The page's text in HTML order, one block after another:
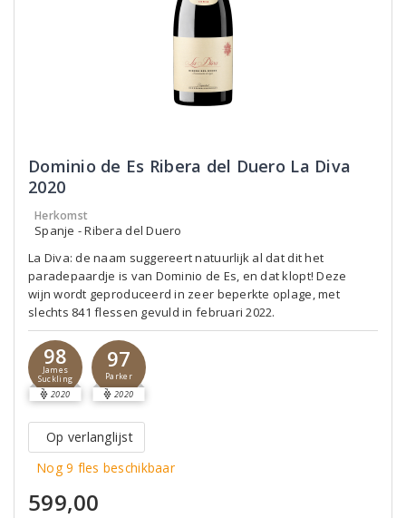
Dominio de Es Ribera del Duero La Diva
2020
Herkomst
Spanje - Ribera del Duero
La Diva: de naam suggereert natuurlijk al dat dit het
paradepaardje is van Dominio de Es, en dat klopt! Deze
wijn wordt geproduceerd in zeer beperkte oplage, met
slechts 841 flessen gevuld in februari 2022.
98
James
Suckling
2020
97
Parker
2020
Op verlanglijst
Nog 9 fles beschikbaar
599,00